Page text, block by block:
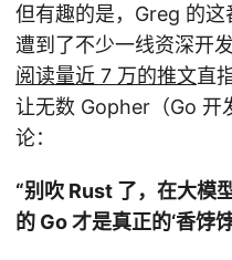
但有趣的是，Greg 的
遭到了不少一线资深开
阅读量近 7 万的推文直
让无数 Gopher（Go 开
论：
“别吹 Rust 了，在大模
的 Go 才是真正的‘香饽